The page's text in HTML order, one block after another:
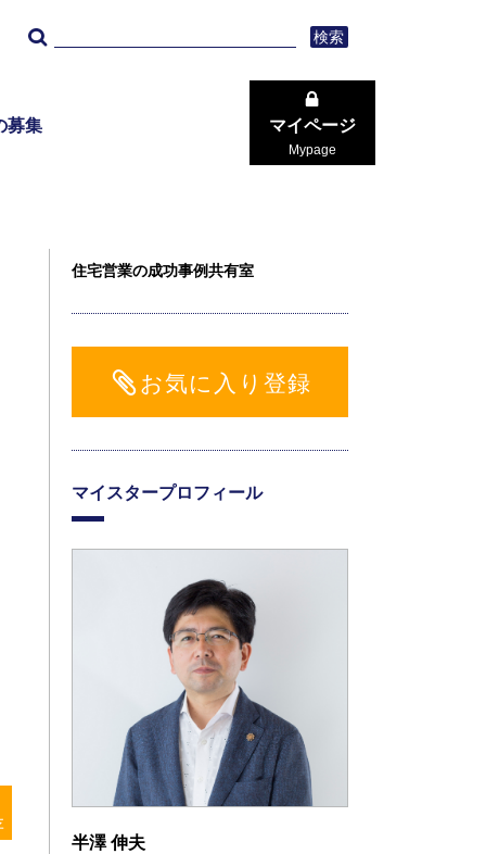
検索
募集 マイページ
Mypage
住宅営業の成功事例共有室
お気に入り登録
マイスタープロフィール
半澤 伸夫